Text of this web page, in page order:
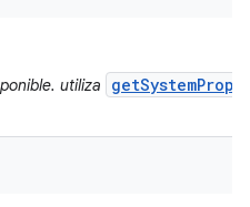
utiliza